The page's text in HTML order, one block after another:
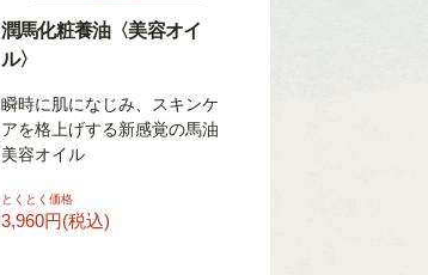
潤馬化粧養油〈美容オイ
ル〉
瞬時に肌になじみ、スキンケ
アを格上げする新感覚の馬油
美容オイル
とくとく価格
3,960円(税込)